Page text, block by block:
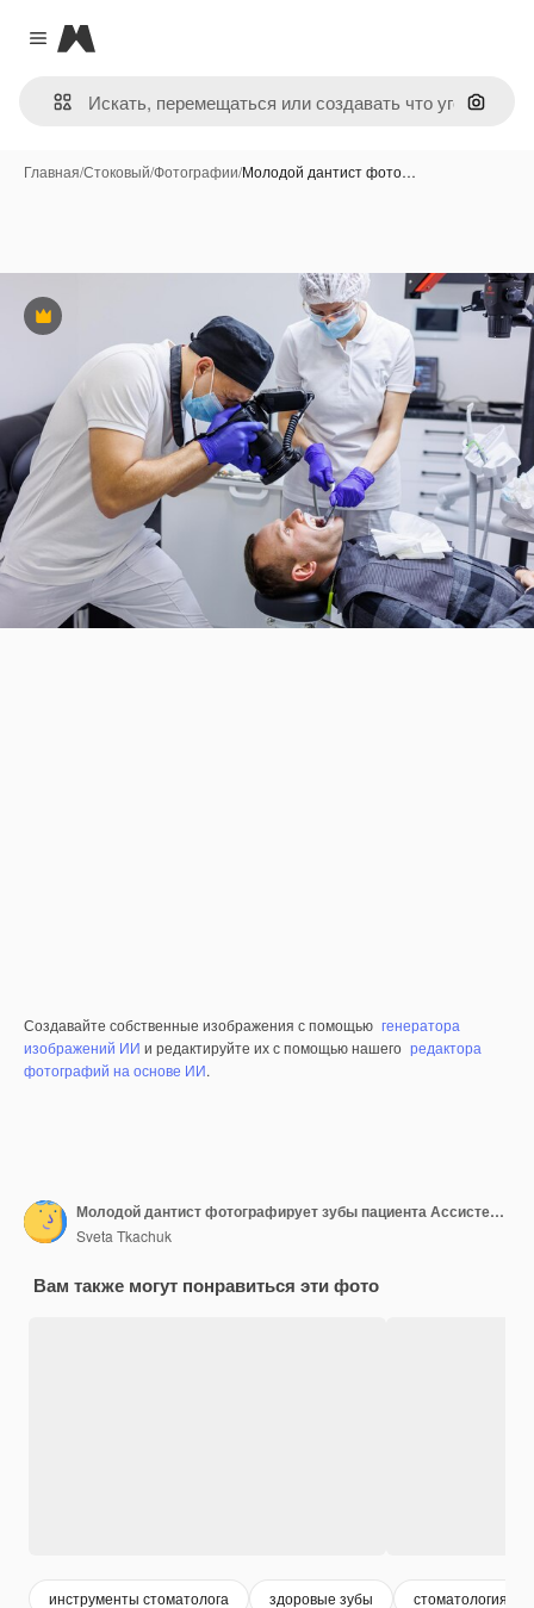
Close menu
Magnific
Поиск
Главная/Стоковый/Фотографии/Молодой дантист фото…
Премиум
Создавайте собственные изображения с помощью генератора
изображений ИИ и редактируйте их с помощью нашего редактора
фотографий на основе ИИ.
Молодой дантист фотографирует зубы пациента Ассистент помогает врачу Стоматологический кабинет
Sveta Tkachuk
Вам также могут понравиться эти фото
инструменты стоматолога здоровые зубы стоматология